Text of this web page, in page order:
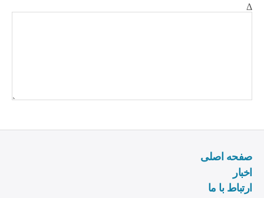
Δ
صفحه اصلی
اخبار
ارتباط با ما